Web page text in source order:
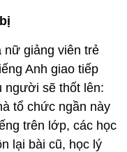
nữ giảng viên trẻ
Anh giao tiếp
người sẽ thốt lên:
tổ chức ngần này
trên lớp, các học
lại bài cũ, học lý